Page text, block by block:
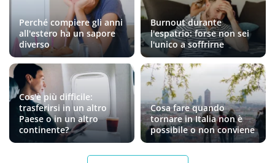
Perché compiere gli anni
all'estero ha un sapore
diverso
Burnout durante
l'espatrio: forse non sei
l'unico a soffrirne
Cos'è più difficile:
trasferirsi in un altro
Paese o in un altro
continente?
Cosa fare quando
tornare in Italia non è
possibile o non conviene